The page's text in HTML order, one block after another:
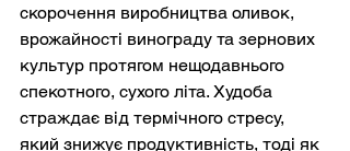
скорочення виробництва оливок,
врожайності винограду та зернових
культур протягом нещодавнього
спекотного, сухого літа. Худоба
страждає від термічного стресу,
який знижує продуктивність, тоді як